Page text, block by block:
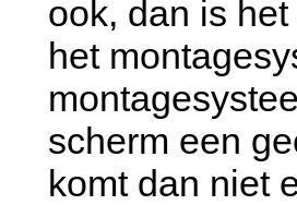
ook, dan is
het
scherm een
komt dan niet